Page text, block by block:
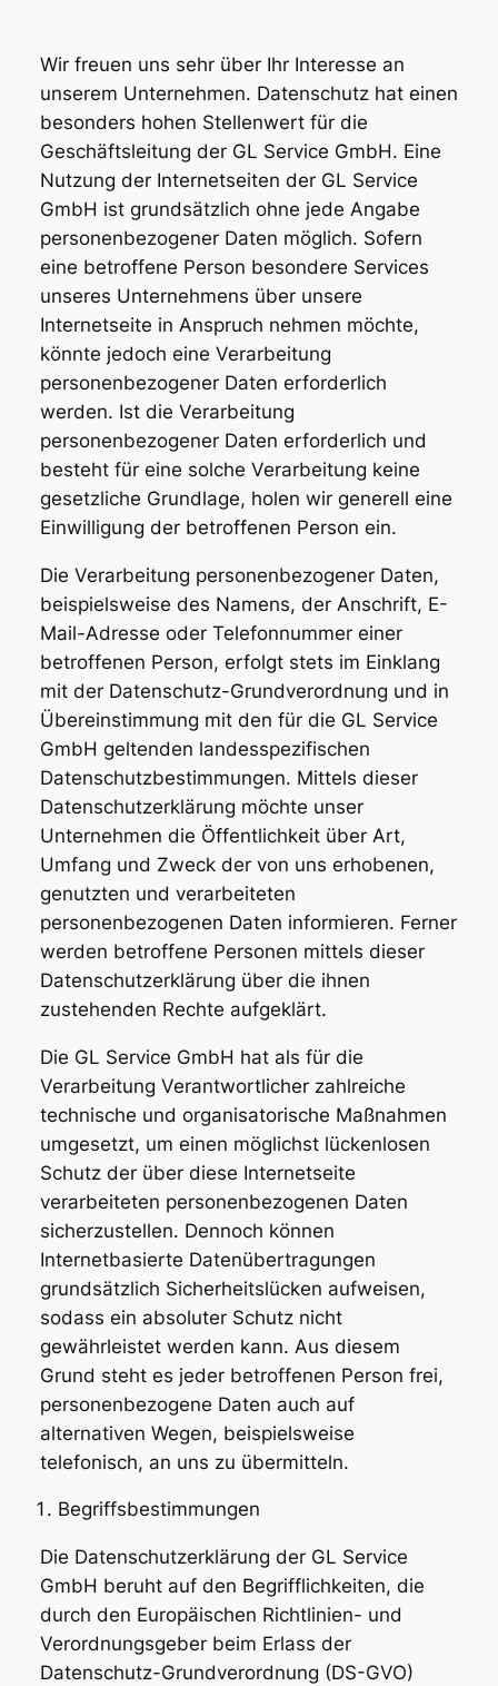
Wir freuen uns sehr über Ihr Interesse an
unserem Unternehmen. Datenschutz hat einen
besonders hohen Stellenwert für die
Geschäftsleitung der GL Service GmbH. Eine
Nutzung der Internetseiten der GL Service
GmbH ist grundsätzlich ohne jede Angabe
personenbezogener Daten möglich. Sofern
eine betroffene Person besondere Services
unseres Unternehmens über unsere
Internetseite in Anspruch nehmen möchte,
könnte jedoch eine Verarbeitung
personenbezogener Daten erforderlich
werden. Ist die Verarbeitung
personenbezogener Daten erforderlich und
besteht für eine solche Verarbeitung keine
gesetzliche Grundlage, holen wir generell eine
Einwilligung der betroffenen Person ein.
Die Verarbeitung personenbezogener Daten,
beispielsweise des Namens, der Anschrift, E-
Mail-Adresse oder Telefonnummer einer
betroffenen Person, erfolgt stets im Einklang
mit der Datenschutz-Grundverordnung und in
Übereinstimmung mit den für die GL Service
GmbH geltenden landesspezifischen
Datenschutzbestimmungen. Mittels dieser
Datenschutzerklärung möchte unser
Unternehmen die Öffentlichkeit über Art,
Umfang und Zweck der von uns erhobenen,
genutzten und verarbeiteten
personenbezogenen Daten informieren. Ferner
werden betroffene Personen mittels dieser
Datenschutzerklärung über die ihnen
zustehenden Rechte aufgeklärt.
Die GL Service GmbH hat als für die
Verarbeitung Verantwortlicher zahlreiche
technische und organisatorische Maßnahmen
umgesetzt, um einen möglichst lückenlosen
Schutz der über diese Internetseite
verarbeiteten personenbezogenen Daten
sicherzustellen. Dennoch können
Internetbasierte Datenübertragungen
grundsätzlich Sicherheitslücken aufweisen,
sodass ein absoluter Schutz nicht
gewährleistet werden kann. Aus diesem
Grund steht es jeder betroffenen Person frei,
personenbezogene Daten auch auf
alternativen Wegen, beispielsweise
telefonisch, an uns zu übermitteln.
Begriffsbestimmungen
Die Datenschutzerklärung der GL Service
GmbH beruht auf den Begrifflichkeiten, die
durch den Europäischen Richtlinien- und
Verordnungsgeber beim Erlass der
Datenschutz-Grundverordnung (DS-GVO)